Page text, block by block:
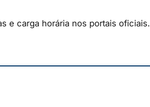
e carga horária nos portais oficiais.